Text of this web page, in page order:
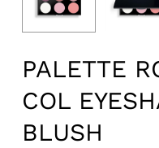
PALETTE
COL
BLUSH